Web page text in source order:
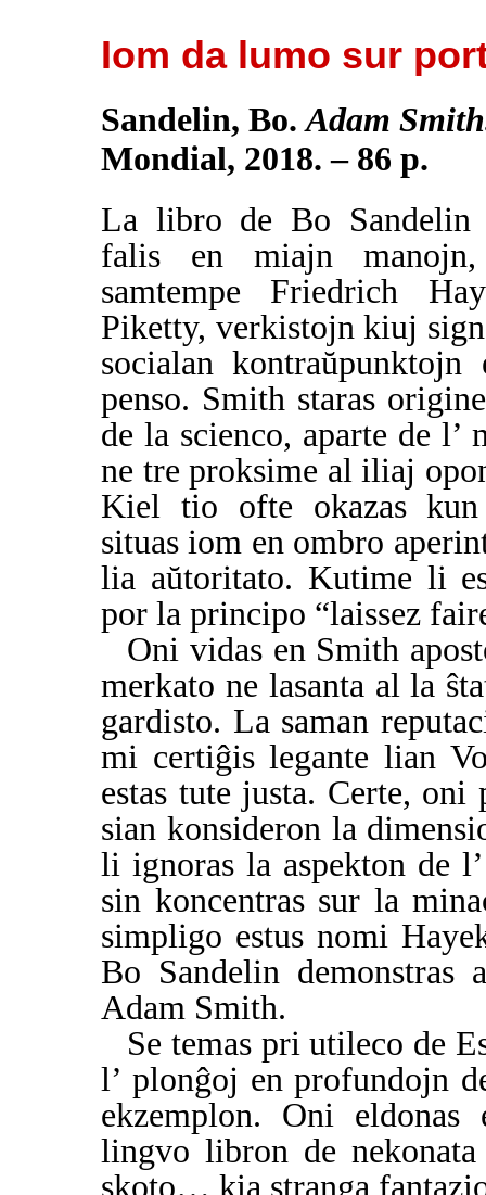
Iom da lumo sur
Sandelin, Bo.Adam
Mondial, 2018. – 86 p.
La libro de Bo
falis en miajn
samtempe Friedrich
Piketty, verkistojn kiuj
socialan
penso. Smith staras
de la scienco, aparte de l’
ne tre proksime al iliaj
Kiel tio ofte okazas
situas iom en ombro
lia aŭtoritato. Kutime li
por la principo “laissez
Oni vidas en Smith
merkato ne lasanta al la
gardisto. La saman
mi certiĝis legante lian
estas tute justa. Certe,
sian konsideron la
li ignoras la aspekton de
sin koncentras sur la
simpligo estus nomi
Bo Sandelin demonstras
Adam Smith.
Se temas pri utileco de
l’ plonĝoj en profundojn
ekzemplon. Oni
lingvo libron de nekonata
skoto… kia stranga